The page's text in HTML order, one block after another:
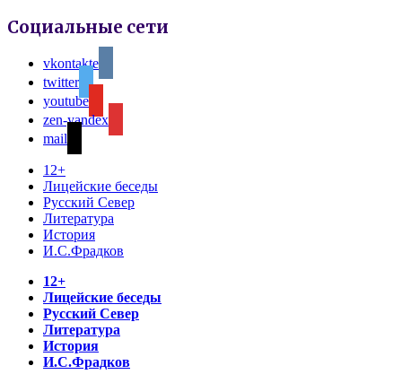
Социальные сети
vkontakte
twitter
youtube
zen-yandex
mail
12+
Лицейские беседы
Русский Север
Литература
История
И.С.Фрадков
12+
Лицейские беседы
Русский Север
Литература
История
И.С.Фрадков